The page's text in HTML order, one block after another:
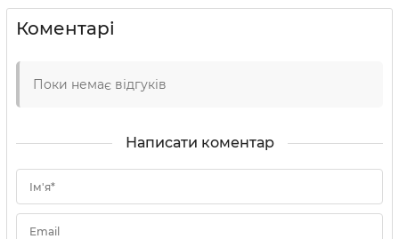
Коментарі
Поки немає відгуків
Написати коментар
Ім'я*
Email